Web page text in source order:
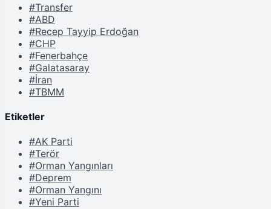
#Transfer
#ABD
#Recep Tayyip Erdoğan
#CHP
#Fenerbahçe
#Galatasaray
#İran
#TBMM
Etiketler
#AK Parti
#Terör
#Orman Yangınları
#Deprem
#Orman Yangını
#Yeni Parti